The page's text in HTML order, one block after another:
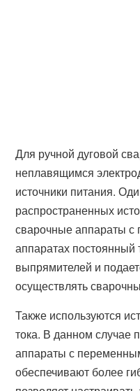
Для ручной дуговой
неплавящимся
источники питания.
распространенных
сварочные аппараты с
аппаратах постоянный
выпрямителей и
осуществлять
Также используются
тока. В данном случае
аппараты с
обеспечивают более